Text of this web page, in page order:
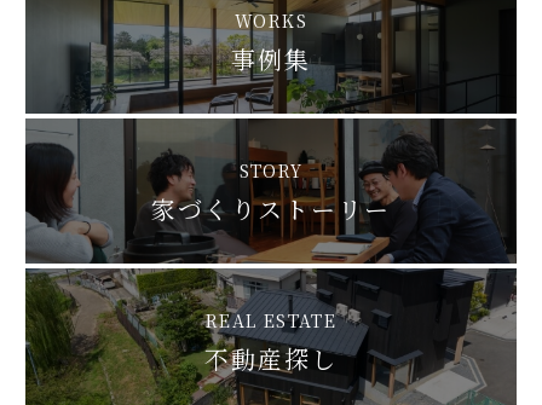
WORKS
事例集
STORY
家づくりストーリー
REAL ESTATE
不動産探し